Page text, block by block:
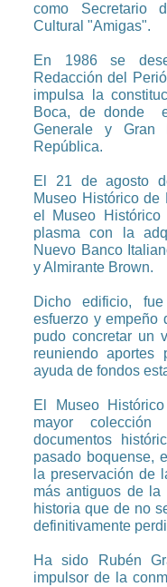
como Secretario
Cultural "Amigas".
En 1986 se
Redacción del
impulsa la
Boca, de donde
Generale y
República.
El 21 de agosto
Museo Histórico
el Museo
plasma con la
Nuevo Banco
y Almirante Brown.
Dicho edificio,
esfuerzo y empeño
pudo concretar un
reuniendo
ayuda de fondos
El Museo
mayor colección
documentos
pasado boquense,
la preservación de
más antiguos de la
historia que de no
definitivamente
Ha sido Rubén
impulsor de la